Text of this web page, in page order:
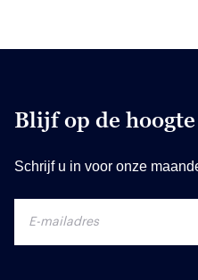
Blijf op de hoogte
Schrijf u in voor onze